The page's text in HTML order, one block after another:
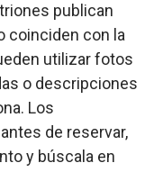
publican
coinciden con la
utilizar fotos
o descripciones
Los
de reservar,
y búscala en